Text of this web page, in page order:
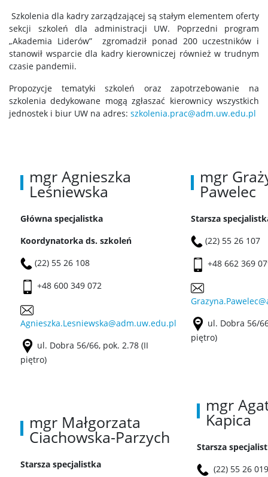
Szkolenia dla kadry zarządzającej są stałym elementem oferty
sekcji szkoleń dla administracji UW. Poprzedni program
„Akademia Liderów” zgromadził ponad 200 uczestników i
stanowił wsparcie dla kadry kierowniczej również w trudnym
czasie pandemii.
Propozycje tematyki szkoleń oraz zapotrzebowanie na
szkolenia dedykowane mogą zgłaszać kierownicy wszystkich
jednostek i biur UW na adres: szkolenia.prac@adm.uw.edu.pl
mgr Agnieszka
Leśniewska
Główna specjalistka
Koordynatorka ds. szkoleń
(22) 55 26 108
+48 600 349 072
Agnieszka.Lesniewska@adm.uw.edu.pl
ul. Dobra 56/66, pok. 2.78 (II
piętro)
mgr
Pawelec
Starsza
(22) 55 26 107
+48 662 369
ul. Dobra 56/
piętro)
mgr Małgorzata
Ciachowska-Parzych
Starsza specjalistka
mgr
Kapica
Starsza
(22) 55 26 019